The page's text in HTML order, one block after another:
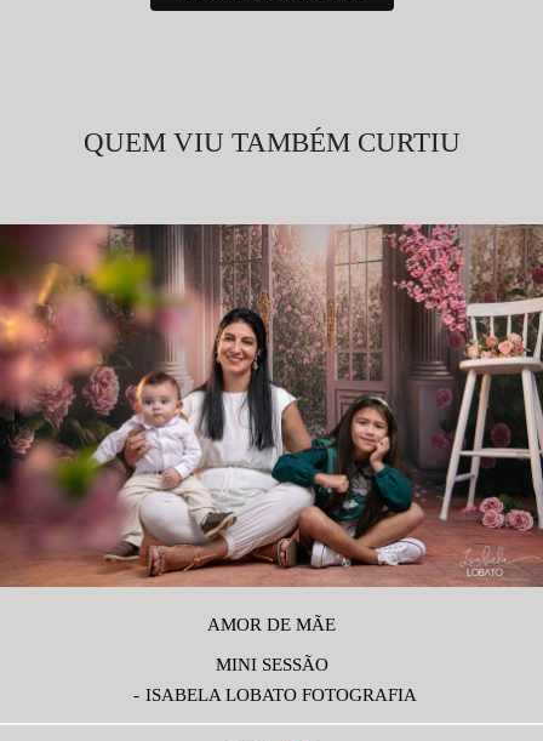
QUEM VIU TAMBÉM CURTIU
AMOR DE MÃE
MINI SESSÃO
ISABELA LOBATO FOTOGRAFIA